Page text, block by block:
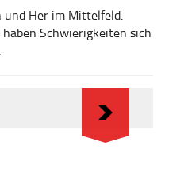
Her im Mittelfeld.
Schwierigkeiten sich